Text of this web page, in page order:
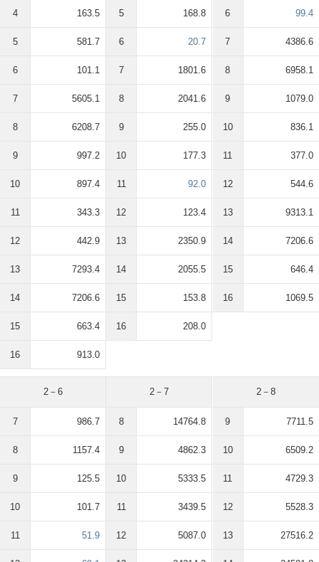
4 163.5
5 581.7
6 101.1
7 5605.1
8 6208.7
9 997.2
10 897.4
11 343.3
12 442.9
13 7293.4
14 7206.6
15 663.4
16 913.0
5 168.8
6 20.7
7 1801.6
8 2041.6
9 255.0
10 177.3
11 92.0
12 123.4
13 2350.9
14 2055.5
15 153.8
16 208.0
6 99.4
7 4386.6
8 6958.1
9 1079.0
10 836.1
11 377.0
12 544.6
13 9313.1
14 7206.6
15 646.4
16 1069.5
2－6
7 986.7
8 1157.4
9 125.5
10 101.7
11 51.9
2－7
8 14764.8
9 4862.3
10 5333.5
11 3439.5
12 5087.0
2－8
9 7711.5
10 6509.2
11 4729.3
12 5528.3
13 27516.2